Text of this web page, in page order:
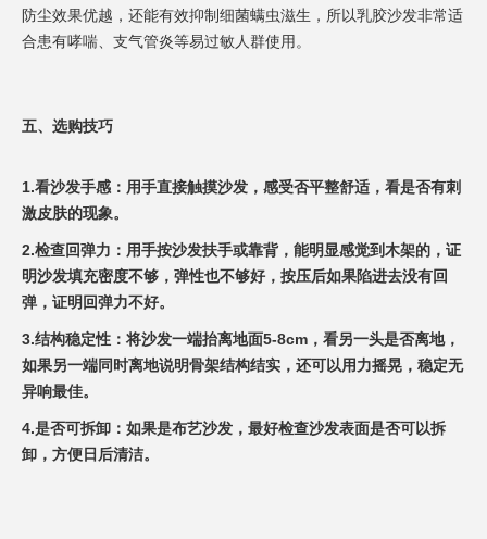
防尘效果优越，还能有效抑制细菌螨虫滋生，所以乳胶沙发非常适
合患有哮喘、支气管炎等易过敏人群使用。
五、选购技巧
1.看沙发手感：用手直接触摸沙发，感受否平整舒适，看是否有刺
激皮肤的现象。
2.检查回弹力：用手按沙发扶手或靠背，能明显感觉到木架的，证
明沙发填充密度不够，弹性也不够好，按压后如果陷进去没有回
弹，证明回弹力不好。
3.结构稳定性：将沙发一端抬离地面5-8cm，看另一头是否离地，
如果另一端同时离地说明骨架结构结实，还可以用力摇晃，稳定无
异响最佳。
4.是否可拆卸：如果是布艺沙发，最好检查沙发表面是否可以拆
卸，方便日后清洁。